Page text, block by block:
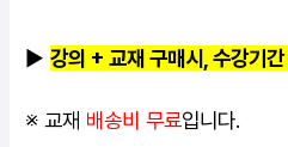
▶ 강의 + 교재 구매시, 수강기간
※ 교재 배송비 무료입니다.